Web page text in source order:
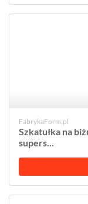
FabrykaForm.pl
Szkatułka na
supers...